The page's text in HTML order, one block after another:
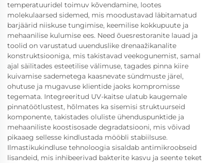
temperatuuridel toimuv kõvendamine, lootes
molekulaarsed sidemed, mis moodustavad läbitamatud
barjäärid niiskuse tungimise, keemilise kokkupuute ja
mehaanilise kulumise ees. Need õuesrestoranite lauad ja
toolid on varustatud uuenduslike drenaažikanalite
konstruktsiooniga, mis takistavad veekogunemist, samal
ajal säilitades esteetilise välimuse, tagades pinna kiire
kuivamise sademetega kaasnevate sündmuste järel,
ohutuse ja mugavuse klientide jaoks kompromisse
tegemata. Integreeritud UV-kaitse ulatub kaugemale
pinnatöötlustest, hõlmates ka sisemisi struktuurseid
komponente, takistades oluliste ühenduspunktide ja
mehaaniliste koostisosade degradatsiooni, mis võivad
pikaaeg sellesse kindlustada mööbli stabiilsuse.
Ilmastikukindluse tehnoloogia sisaldab antimikroobseid
lisandeid, mis inhibeerivad bakterite kasvu ja seente teket